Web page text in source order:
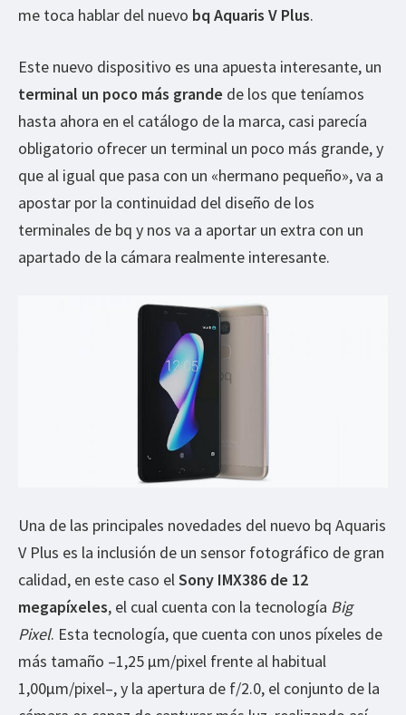
me toca hablar del nuevo bq Aquaris V Plus.
Este nuevo dispositivo es una apuesta interesante, un
terminal un poco más grande de los que teníamos
hasta ahora en el catálogo de la marca, casi parecía
obligatorio ofrecer un terminal un poco más grande, y
que al igual que pasa con un «hermano pequeño», va a
apostar por la continuidad del diseño de los
terminales de bq y nos va a aportar un extra con un
apartado de la cámara realmente interesante.
Una de las principales novedades del nuevo bq Aquaris
V Plus es la inclusión de un sensor fotográfico de gran
calidad, en este caso elSony IMX386 de 12
megapíxeles, el cual cuenta con la tecnología Big
Pixel. Esta tecnología, que cuenta con unos píxeles de
más tamaño –1,25 μm/pixel frente al habitual
1,00μm/pixel–, y la apertura de f/2.0, el conjunto de la